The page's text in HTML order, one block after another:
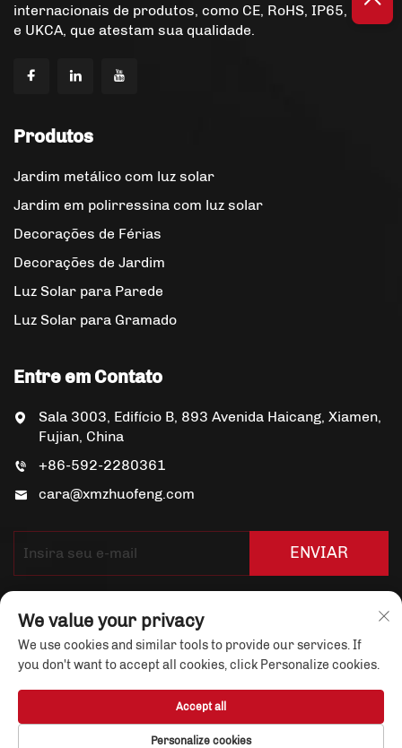
internacionais de produtos, como CE, RoHS, IP65, FCC
e UKCA, que atestam sua qualidade.
Produtos
Jardim metálico com luz solar
Jardim em polirressina com luz solar
Decorações de Férias
Decorações de Jardim
Luz Solar para Parede
Luz Solar para Gramado
Entre em Contato
Sala 3003, Edifício B, 893 Avenida Haicang, Xiamen,
Fujian, China
+86-592-2280361
cara@xmzhuofeng.com
ENVIAR
Copyright © Xiamen Yuandian Trade Co., Ltd. Todos os
Política de Privacidade
We value your privacy
We use cookies and similar tools to provide our services. If
you don't want to accept all cookies, click Personalize cookies.
Personalize cookies
Accept all